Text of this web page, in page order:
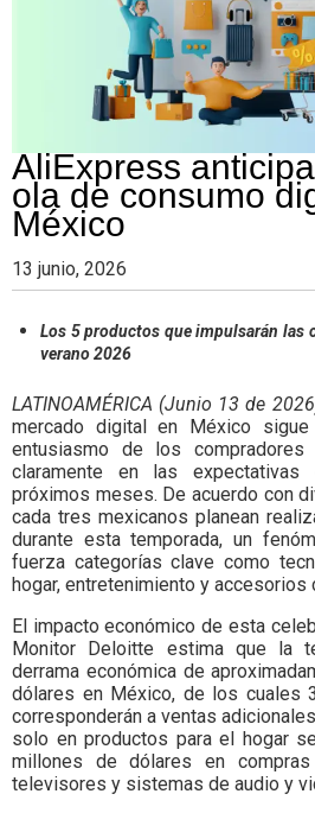
AliExpress
ola de consumo
México
13 junio, 2026
Los 5 productos que impulsarán las
verano 2026
LATINOAMÉRICA (Junio 13 de
mercado digital en México
entusiasmo de los
claramente en las
próximos meses. De acuerdo con
cada tres mexicanos planean
durante esta temporada, un
fuerza categorías clave como
hogar, entretenimiento y accesorios
El impacto económico de esta
Monitor Deloitte estima que la
derrama económica de
dólares en México, de los cuales
corresponderán a ventas
solo en productos para el hogar
millones de dólares en
televisores y sistemas de audio y